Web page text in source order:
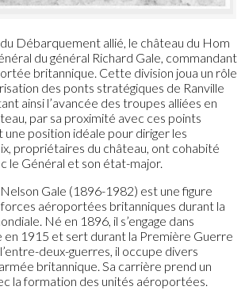
Débarquement allié, le château du Hom
du général Richard Gale, commandant
britannique. Cette division joua un rôle
des ponts stratégiques de Ranville
ainsi l’avancée des troupes alliées en
par sa proximité avec ces points
une position idéale pour diriger les
propriétaires du château, ont cohabité
le Général et son état-major.
Gale (1896-1982) est une figure
aéroportées britanniques durant la
Né en 1896, il s’engage dans
en 1915 et sert durant la Première Guerre
deux-guerres, il occupe divers
britannique. Sa carrière prend un
la formation des unités aéroportées.